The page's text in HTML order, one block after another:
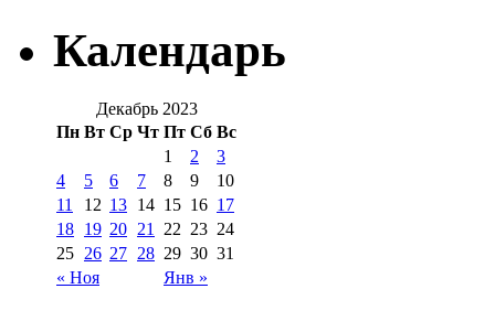
Календарь
Декабрь 2023
Пн Вт Ср Чт Пт Сб Вс
« Ноя Янв »
1 2
3
4
5 6 7 8 9
10
11
12 13 14 15 16 17
18 19 20 21 22 23 24
25 26 27 28 29 30 31